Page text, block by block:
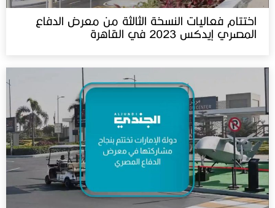
اختتام فعاليات النسخة الثالثة من معرض الدفاع
المصري إيدكس 2023 في القاهرة